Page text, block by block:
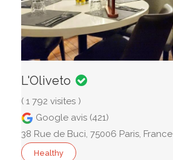
L'Oliveto
( 1 792 visites )
Google avis (421)
38 Rue de Buci, 75006 Paris, France
Healthy